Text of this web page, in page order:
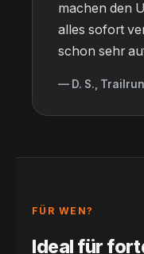
machen den
alles sofort
schon sehr
— D. S.,
FÜR WEN?
Ideal für